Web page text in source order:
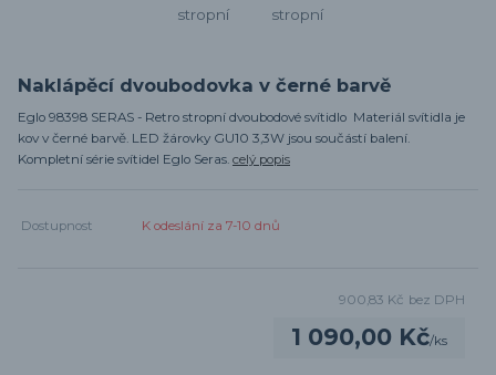
Naklápěcí dvoubodovka v černé barvě
Eglo 98398 SERAS - Retro stropní dvoubodové svítidlo Materiál svítidla je
kov v černé barvě. LED žárovky GU10 3,3W jsou součástí balení.
Kompletní série svítidel Eglo Seras. celý popis
Dostupnost K odeslání za 7-10 dnů
1 090,00 Kč/ks
900,83 Kč bez DPH